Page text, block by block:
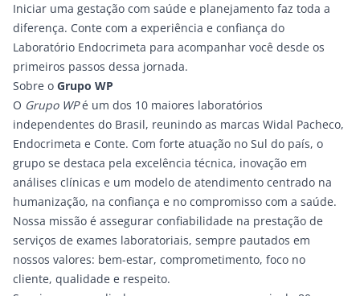
Iniciar uma gestação com saúde e planejamento faz toda a
diferença. Conte com a experiência e confiança do
Laboratório Endocrimeta para acompanhar você desde os
primeiros passos dessa jornada.
Sobre o Grupo WP
O Grupo WPé um dos 10 maiores laboratórios
independentes do Brasil, reunindo as marcas Widal Pacheco,
Endocrimeta e Conte. Com forte atuação no Sul do país, o
grupo se destaca pela excelência técnica, inovação em
análises clínicas e um modelo de atendimento centrado na
humanização, na confiança e no compromisso com a saúde.
Nossa missão é assegurar confiabilidade na prestação de
serviços de exames laboratoriais, sempre pautados em
nossos valores: bem-estar, comprometimento, foco no
cliente, qualidade e respeito.